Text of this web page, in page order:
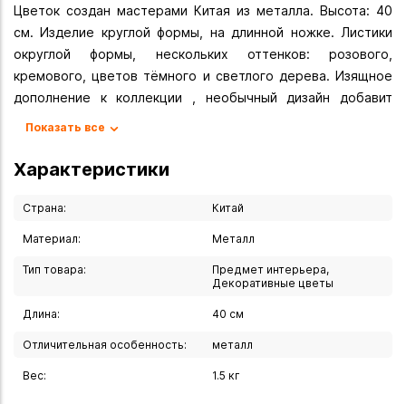
Цветок создан мастерами Китая из металла. Высота: 40
см. Изделие круглой формы, на длинной ножке. Листики
округлой формы, нескольких оттенков: розового,
кремового, цветов тёмного и светлого дерева. Изящное
дополнение к коллекции , необычный дизайн добавит
Вы можете купить Цветок 40 см в указанных ниже
или транспортной компанией по всей России.
Показать все
Характеристики
Страна: Китай
Материал: Металл
Тип товара:
Предмет интерьера,
Декоративные цветы
Длина: 40 см
Отличительная особенность: металл
Вес: 1.5 кг